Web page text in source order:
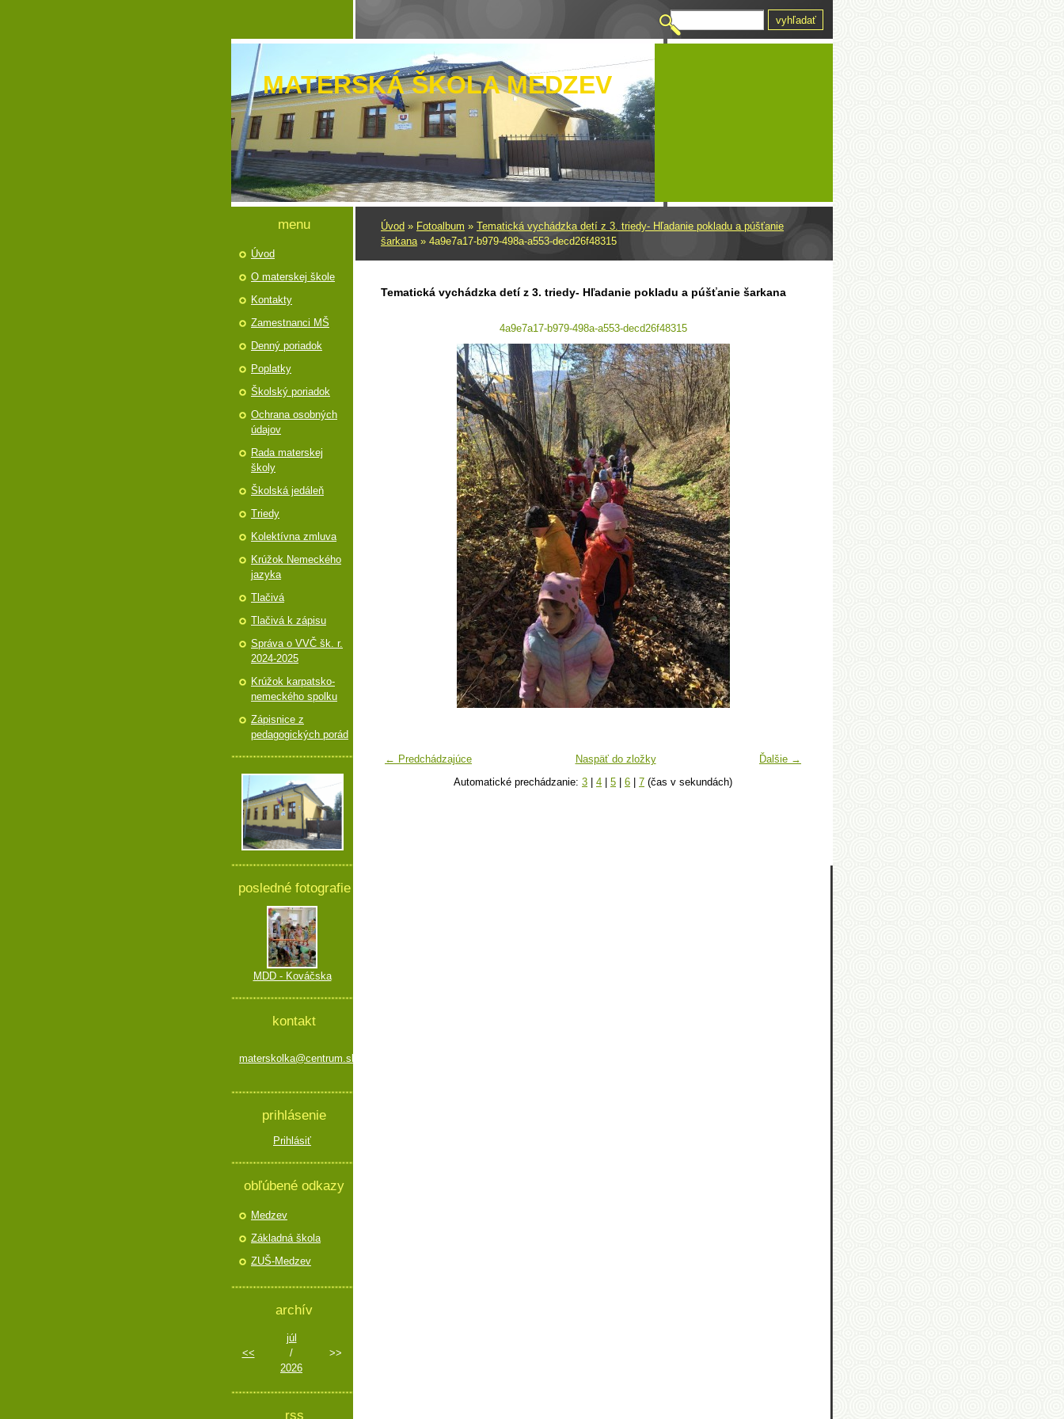
MATERSKÁ ŠKOLA MEDZEV
Úvod » Fotoalbum » Tematická vychádzka detí z 3. triedy- Hľadanie pokladu a púšťanie
šarkana» 4a9e7a17-b979-498a-a553-decd26f48315
Tematická vychádzka detí z 3. triedy- Hľadanie pokladu a púšťanie šarkana
4a9e7a17-b979-498a-a553-decd26f48315
← Predchádzajúce Ďalšie →
Naspäť do zložky
Automatické prechádzanie: 3 4 5 6 7 (čas v sekundách)
menu
Úvod
O materskej škole
Kontakty
Zamestnanci MŠ
Denný poriadok
Poplatky
Školský poriadok
Ochrana osobných
údajov
Rada materskej
školy
Školská jedáleň
Triedy
Kolektívna zmluva
Krúžok Nemeckého
jazyka
Tlačivá
Tlačivá k zápisu
Správa o VVČ šk. r.
2024-2025
Krúžok karpatsko-
nemeckého spolku
Zápisnice z
pedagogických porád
posledné fotografie
MDD - Kováčska
kontakt
materskolka@centrum.sk
prihlásenie
Prihlásiť
obľúbené odkazy
Medzev
Základná škola
ZUŠ-Medzev
archív
<<
júl
/
2026
>>
rss